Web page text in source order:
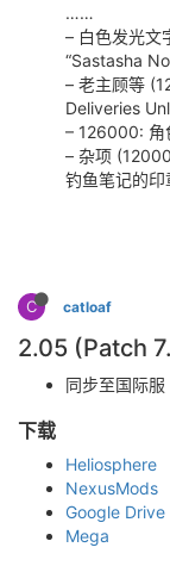
……
– 白色发光
“Sastasha
– 老主顾等
Deliveries
– 126000: 角
– 杂项
钓鱼笔记的印
C catloaf
2.05 (Patch
同步至国际
下载
Heliosphere
NexusMods
Google Drive
Mega